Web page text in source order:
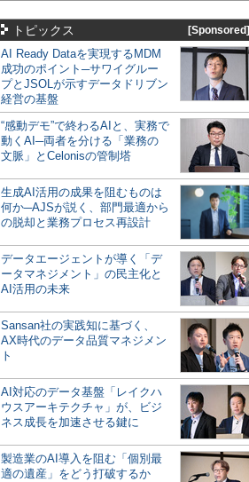
トピックス [Sponsored]
AI Ready Dataを実現するMDM
成功のポイント─サワイグルー
プとJSOLが示すデータドリブン
経営の基盤
“感動デモ”で終わるAIと、実務で
動くAI─両者を分ける「業務の
文脈」とCelonisの管制塔
生成AI活用の成果を阻むものは
何か─AJSが説く、部門最適から
の脱却と業務プロセス再設計
データエージェントが導く「デ
ータマネジメント」の民主化と
AI活用の未来
Sansan社の実践知に基づく、
AX時代のデータ品質マネジメン
ト
AI対応のデータ基盤「レイクハ
ウスアーキテクチャ」が、ビジ
ネス成長を加速させる鍵に
製造業のAI導入を阻む「個別最
適の遺産」をどう打破するか